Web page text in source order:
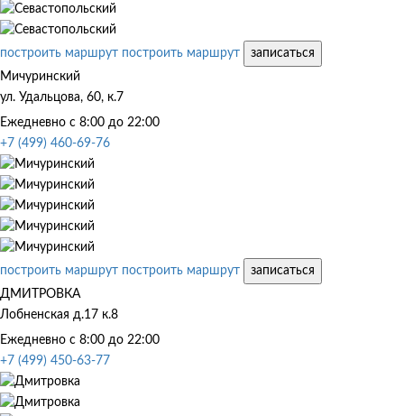
построить маршрут построить маршрут
записаться
Мичуринский
ул. Удальцова, 60, к.7
Ежедневно с 8:00 до 22:00
+7 (499) 460-69-76
построить маршрут построить маршрут
записаться
ДМИТРОВКА
Лобненская д.17 к.8
Ежедневно с 8:00 до 22:00
+7 (499) 450-63-77